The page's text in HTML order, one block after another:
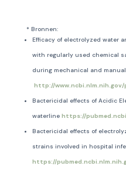
* Bronnen:
Efficacy of electrolyzed water
with regularly used chemical
during mechanical and
http://www.ncbi.nlm.nih.gov/
Bactericidal effects of Acidic
waterline https://
Bactericidal effects of
strains involved in hospital
https://